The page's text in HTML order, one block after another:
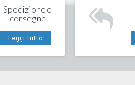
Spedizione e
consegne
Leggi tutto